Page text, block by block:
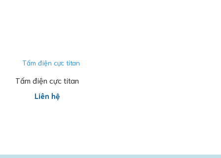
Đọc tiếp
Tấm điện cực titan
Liên hệ